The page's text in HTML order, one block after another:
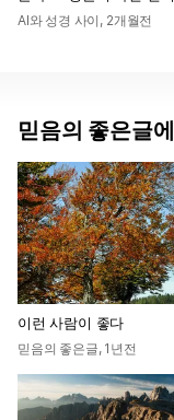
AI와 성경 사이 , 2개월전
믿음의 좋은글
이런 사람이 좋다
믿음의 좋은글, 1년전